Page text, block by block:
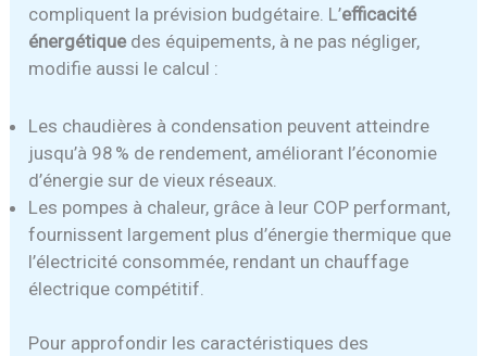
compliquent la prévision budgétaire. L’efficacité
énergétiquedes équipements, à ne pas négliger,
modifie aussi le calcul :
Les chaudières à condensation peuvent atteindre
jusqu’à 98 % de rendement, améliorant l’économie
d’énergie sur de vieux réseaux.
Les pompes à chaleur, grâce à leur COP performant,
fournissent largement plus d’énergie thermique que
l’électricité consommée, rendant un chauffage
électrique compétitif.
Pour approfondir les caractéristiques des